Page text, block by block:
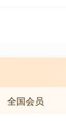
全国会员